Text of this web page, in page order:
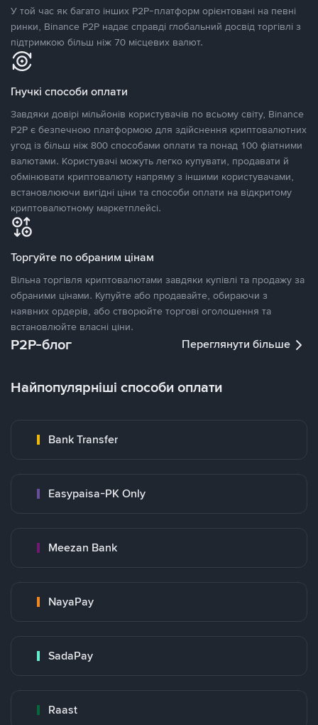
У той час як багато інших P2P-платформ орієнтовані на певні
ринки, Binance P2P надає справді глобальний досвід торгівлі з
підтримкою більш ніж 70 місцевих валют.
Гнучкі способи оплати
Завдяки довірі мільйонів користувачів по всьому світу, Binance
P2P є безпечною платформою для здійснення криптовалютних
угод із більш ніж 800 способами оплати та понад 100 фіатними
валютами. Користувачі можуть легко купувати, продавати й
обмінювати криптовалюту напряму з іншими користувачами,
встановлюючи вигідні ціни та способи оплати на відкритому
криптовалютному маркетплейсі.
Торгуйте по обраним цінам
Вільна торгівля криптовалютами завдяки купівлі та продажу за
обраними цінами. Купуйте або продавайте, обираючи з
наявних ордерів, або створюйте торгові оголошення та
встановлюйте власні ціни.
P2P-блог Переглянути більше
Найпопулярніші способи оплати
Bank Transfer
Easypaisa-PK Only
Meezan Bank
NayaPay
SadaPay
Raast